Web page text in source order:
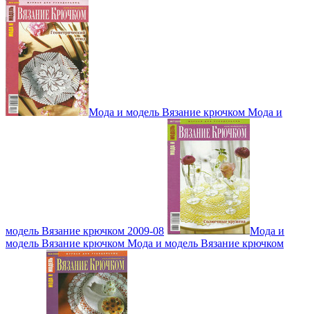
Мода и модель Вязание крючком Мода и
модель Вязание крючком 2009-08
Мода и
модель Вязание крючком Мода и модель Вязание крючком